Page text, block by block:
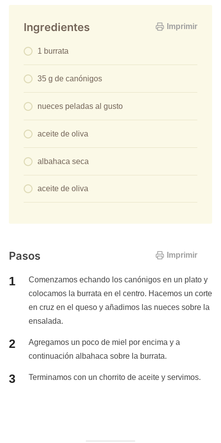
Imprimir
Ingredientes
1 burrata
35 g de canónigos
nueces peladas al gusto
aceite de oliva
albahaca seca
aceite de oliva
Imprimir
Pasos
Comenzamos echando los canónigos en un plato y
colocamos la burrata en el centro. Hacemos un corte
en cruz en el queso y añadimos las nueces sobre la
ensalada.
Agregamos un poco de miel por encima y a
continuación albahaca sobre la burrata.
Terminamos con un chorrito de aceite y servimos.